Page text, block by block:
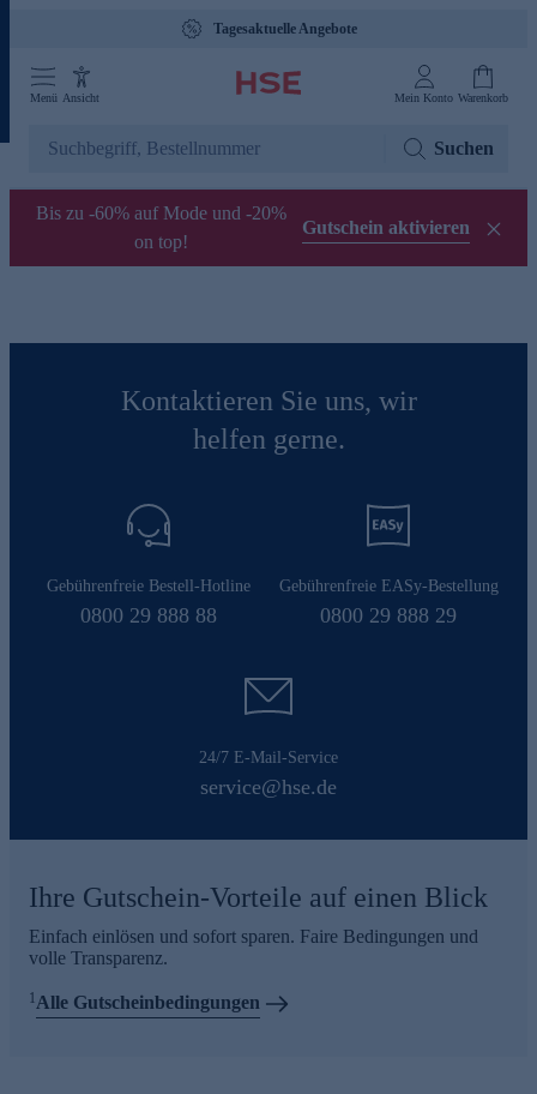
Tagesaktuelle Angebote
Menü Ansicht Mein Konto Warenkorb
Suchen
Bis zu -60% auf Mode und -20%
on top!
Gutschein aktivieren
Kontaktieren Sie uns, wir
helfen gerne.
Gebührenfreie Bestell-Hotline
0800 29 888 88
Gebührenfreie EASy-Bestellung
0800 29 888 29
24/7 E-Mail-Service
service@hse.de
Ihre Gutschein-Vorteile auf einen Blick
Einfach einlösen und sofort sparen. Faire Bedingungen und
volle Transparenz.
1Alle Gutscheinbedingungen